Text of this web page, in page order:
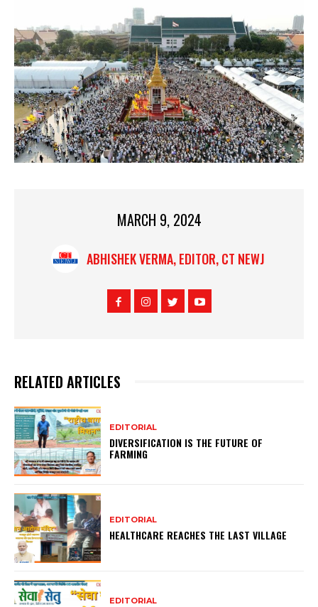
MARCH 9, 2024
ABHISHEK VERMA, EDITOR, CT NEWJ
RELATED ARTICLES
EDITORIAL
DIVERSIFICATION IS THE FUTURE OF
FARMING
EDITORIAL
HEALTHCARE REACHES THE LAST VILLAGE
EDITORIAL